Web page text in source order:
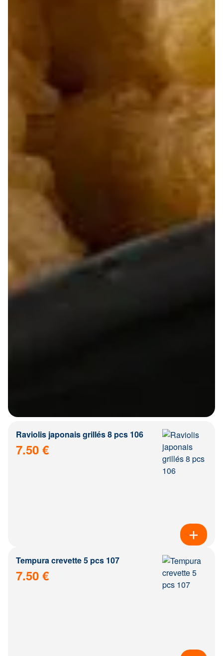
Raviolis japonais grillés 8 pcs 106
7.50 €
Tempura crevette 5 pcs 107
7.50 €